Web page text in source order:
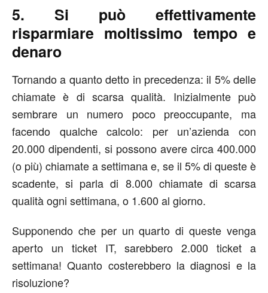
5. Si può effettivamente
risparmiare moltissimo tempo e
denaro
Tornando a quanto detto in precedenza: il 5% delle
chiamate è di scarsa qualità. Inizialmente può
sembrare un numero poco preoccupante, ma
facendo qualche calcolo: per un’azienda con
20.000 dipendenti, si possono avere circa 400.000
(o più) chiamate a settimana e, se il 5% di queste è
scadente, si parla di 8.000 chiamate di scarsa
qualità ogni settimana, o 1.600 al giorno.
Supponendo che per un quarto di queste venga
aperto un ticket IT, sarebbero 2.000 ticket a
settimana! Quanto costerebbero la diagnosi e la
risoluzione?